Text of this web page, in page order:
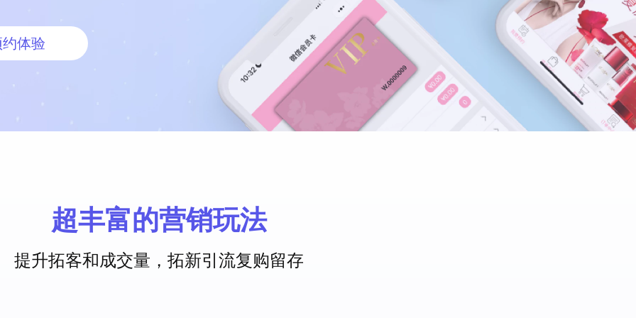
体验
超丰富的营销玩法
提升拓客和成交量，拓新引流复购留存